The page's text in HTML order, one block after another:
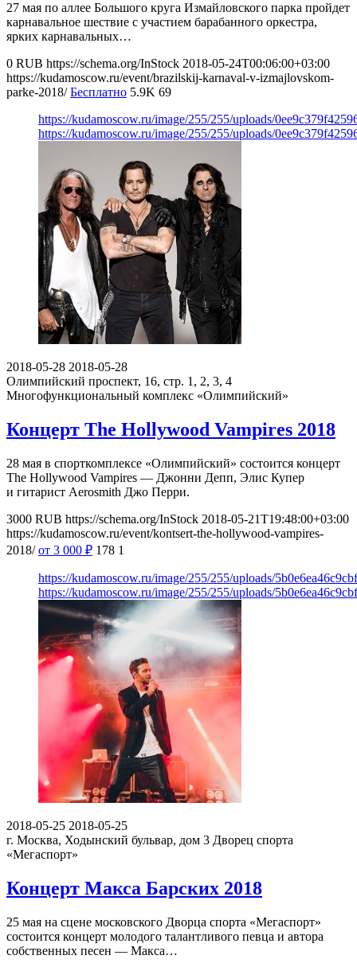
27 мая по аллее Большого круга Измайловского парка пройдет
карнавальное шествие с участием барабанного оркестра,
ярких карнавальных…
0 RUB https://schema.org/InStock 2018-05-24T00:06:00+03:00
https://kudamoscow.ru/event/brazilskij-karnaval-v-izmajlovskom-
parke-2018/ Бесплатно 5.9K 69
https://kudamoscow.ru/image/255/255/uploads/
https://kudamoscow.ru/image/255/255/uploads/
2018-05-28 2018-05-28
Олимпийский проспект, 16, стр. 1, 2, 3, 4
Многофункциональный комплекс «Олимпийский»
Концерт The Hollywood Vampires 2018
28 мая в спорткомплексе «Олимпийский» состоится концерт
The Hollywood Vampires — Джонни Депп, Элис Купер
и гитарист Aerosmith Джо Перри.
3000 RUB https://schema.org/InStock 2018-05-21T19:48:00+03:00
https://kudamoscow.ru/event/kontsert-the-hollywood-vampires-
2018/ от 3 000 ₽ 178 1
https://kudamoscow.ru/image/255/255/uploads/
https://kudamoscow.ru/image/255/255/uploads/
2018-05-25 2018-05-25
г. Москва, Ходынский бульвар, дом 3 Дворец спорта
«Мегаспорт»
Концерт Макса Барских 2018
25 мая на сцене московского Дворца спорта «Мегаспорт»
состоится концерт молодого талантливого певца и автора
собственных песен — Макса…